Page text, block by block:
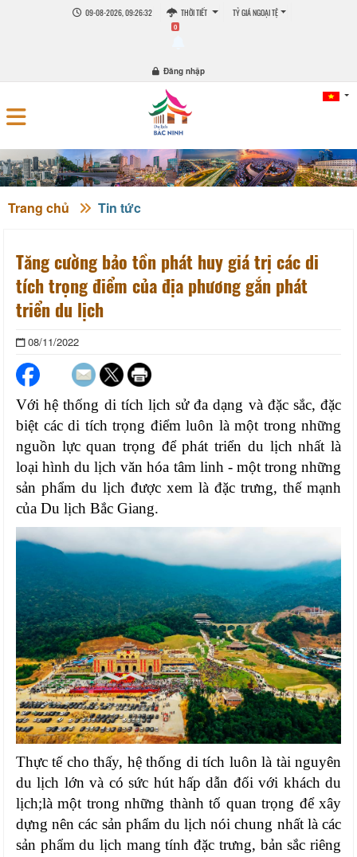
09-08-2026, 09:26:33 THỜI TIẾT TỶ GIÁ NGOẠI TỆ
0
Đăng nhập
Trang chủ Tin tức
Tăng cường bảo tồn phát huy giá trị các di
tích trọng điểm của địa phương gắn phát
triển du lịch
08/11/2022
Với hệ thống di tích lịch sử đa dạng và đặc sắc, đặc
biệt các di tích trọng điểm luôn là một trong những
nguồn lực quan trọng để phát triển du lịch nhất là
loại hình du lịch văn hóa tâm linh - một trong những
sản phẩm du lịch được xem là đặc trưng, thế mạnh
của Du lịch Bắc Giang.
Thực tế cho thấy, hệ thống di tích luôn là tài nguyên
du lịch lớn và có sức hút hấp dẫn đối với khách du
lịch;là một trong những thành tố quan trọng để xây
dựng nên các sản phẩm du lịch nói chung nhất là các
sản phẩm du lịch mang tính đặc trưng, bản sắc riêng